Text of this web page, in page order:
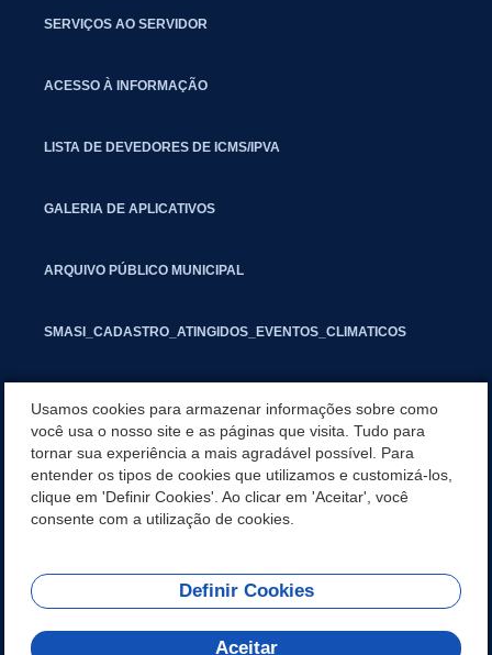
SERVIÇOS AO SERVIDOR
ACESSO À INFORMAÇÃO
LISTA DE DEVEDORES DE ICMS/IPVA
GALERIA DE APLICATIVOS
ARQUIVO PÚBLICO MUNICIPAL
SMASI_CADASTRO_ATINGIDOS_EVENTOS_CLIMATICOS
INFORMATIVO PIT
SEGUNDA VIA IPTU
REDES SOCIAIS
Usamos cookies para armazenar informações sobre como
você usa o nosso site e as páginas que visita. Tudo para
tornar sua experiência a mais agradável possível. Para
entender os tipos de cookies que utilizamos e customizá-los,
clique em 'Definir Cookies'. Ao clicar em 'Aceitar', você
consente com a utilização de cookies.
Definir Cookies
Aceitar